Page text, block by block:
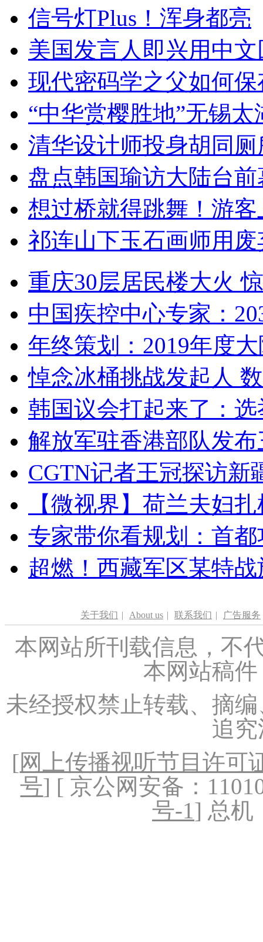
信号灯Plus！浑身都亮
美国发言人即兴用中
现代密码学之父如何
“中华赏樱胜地”无锡
清华设计师投身胡同
盘点韩国瑜访大陆台
想过桥就得跳舞！游客
祁连山下玉石画师用
重庆30层居民楼大火
中国疾控中心专家：
年终策划：2019年度
悼念冰桶挑战发起人
韩国议会打起来了：
解放军驻香港部队发
CGTN记者王冠探访新
【微视界】荷兰夫妇
专家带你看规划：首
超燃！西藏军区某特
关于我们 | About us | 联系我们 | 广告服务
本网站所刊载信息，不
本网站稿
未经授权禁止转载、摘
追
[网上传播视听节目许可
号] [ 京公网安备：
号-1] 总机